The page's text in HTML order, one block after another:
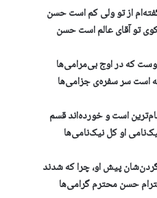
از تو ولی کم است حسن
تو آقای عالم است حسن
که در اوج بی‌مرامی‌ها
است سر سفره‌ی جزامی‌ها
است و خورده‌اند قسم
او کل نیک‌نامی‌ها
پیش او، چرا که شدند
حسن محترم گرامی‌ها